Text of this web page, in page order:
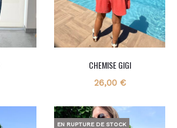
CHEMISE GIGI
26,00 €
EN RUPTURE DE STOCK